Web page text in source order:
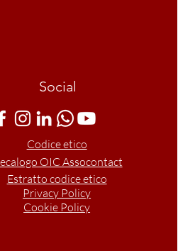
Social
Codice etico
OIC Assocontact
Estratto codice etico
Privacy Policy
Cookie Policy